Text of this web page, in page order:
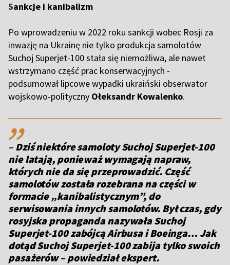
Sankcje i kanibalizm
Po wprowadzeniu w 2022 roku sankcji wobec Rosji za
inwazję na Ukrainę nie tylko produkcja samolotów
Suchoj Superjet-100 stała się niemożliwa, ale nawet
wstrzymano część prac konserwacyjnych -
podsumował lipcowe wypadki ukraiński obserwator
wojskowo-polityczny Ołeksandr Kowalenko.
,,
–Dziś niektóre samoloty Suchoj Superjet-100
nie latają, ponieważ wymagają napraw,
których nie da się przeprowadzić. Część
samolotów została rozebrana na części w
formacie „kanibalistycznym”, do
serwisowania innych samolotów. Był czas, gdy
rosyjska propaganda nazywała Suchoj
Superjet-100 zabójcą Airbusa i Boeinga… Jak
dotąd Suchoj Superjet-100 zabija tylko swoich
pasażerów – powiedział ekspert.